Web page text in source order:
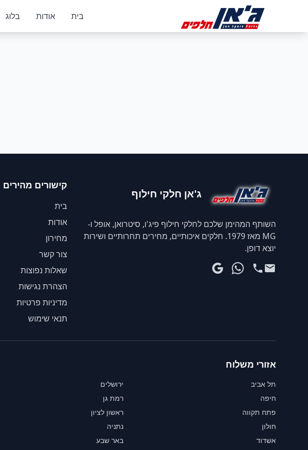
בית
אודות בלוג
ג'אן חלקי חילוף
השותף המהימן שלכם לחלקי חילוף פיג'ו, סיטרואן, אופל ו-
MG מאז 1979. חלקים איכותיים, מחירים תחרותיים ושירות
יוצא דופן.
קישורים מהירים
בית
אודות
מחירון
צור קשר
שאלות נפוצות
הצהרת נגישות
מדיניות פרטיות
תנאי שימוש
אזורי משלוח
תל אביב
ירושלים
חיפה
רמת גן
פתח תקווה
ראשון לציון
חולון
נתניה
אשדוד
באר שבע